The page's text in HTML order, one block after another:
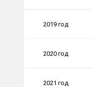
2019 год
2020 год
2021 год